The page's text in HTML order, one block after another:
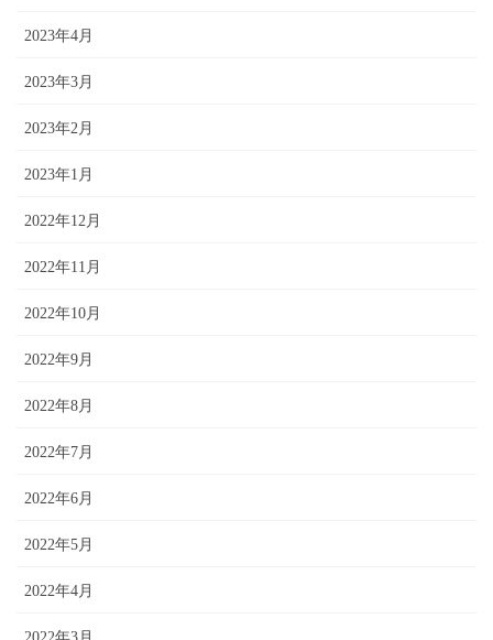
2023年4月
2023年3月
2023年2月
2023年1月
2022年12月
2022年11月
2022年10月
2022年9月
2022年8月
2022年7月
2022年6月
2022年5月
2022年4月